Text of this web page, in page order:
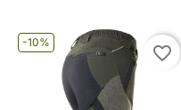
-10%
favorite_border